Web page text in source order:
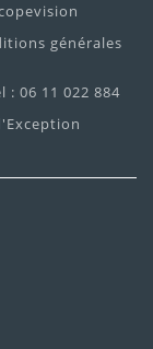
générales
06 11 022 884